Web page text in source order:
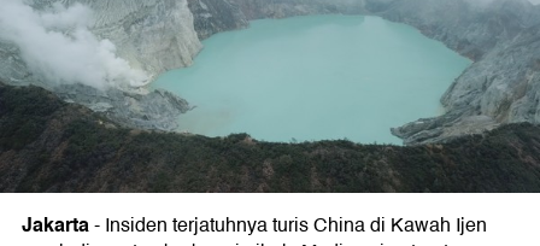
Jakarta-Insiden terjatuhnya turis China di Kawah Ijen